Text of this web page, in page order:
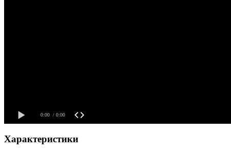
Характеристики